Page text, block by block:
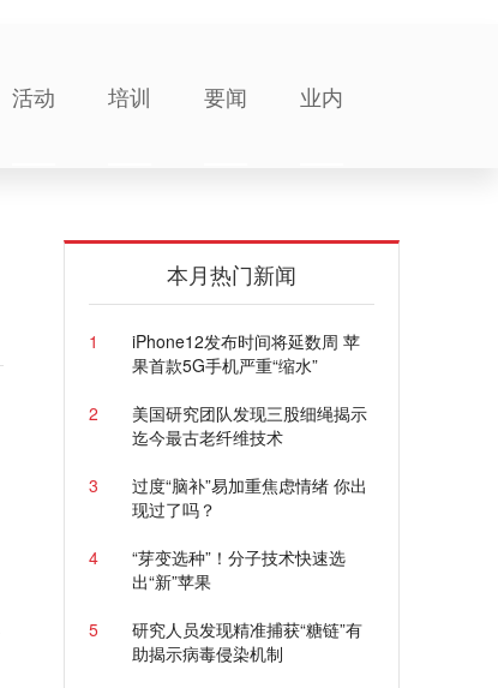
活动 培训 要闻 业内
本月热门新闻
1
iPhone12发布时间将延数周 苹
果首款5G手机严重“缩水”
2
美国研究团队发现三股细绳揭示
迄今最古老纤维技术
3
过度“脑补”易加重焦虑情绪 你出
现过了吗？
4
“芽变选种”！分子技术快速选
出“新”苹果
5
研究人员发现精准捕获“糖链”有
助揭示病毒侵染机制